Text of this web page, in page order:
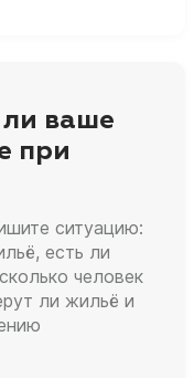
ли ваше
при
ситуацию:
есть ли
человек
ли жильё и